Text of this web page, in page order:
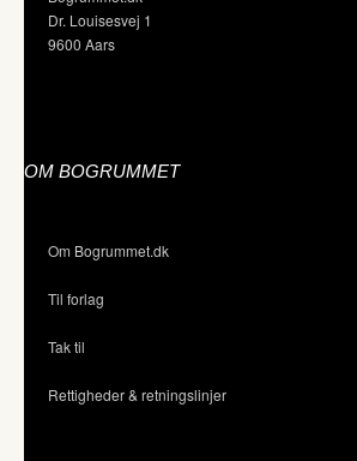
Dr. Louisesvej 1
9600 Aars
OM BOGRUMMET
Om Bogrummet.dk
Til forlag
Tak til
Rettigheder & retningslinjer